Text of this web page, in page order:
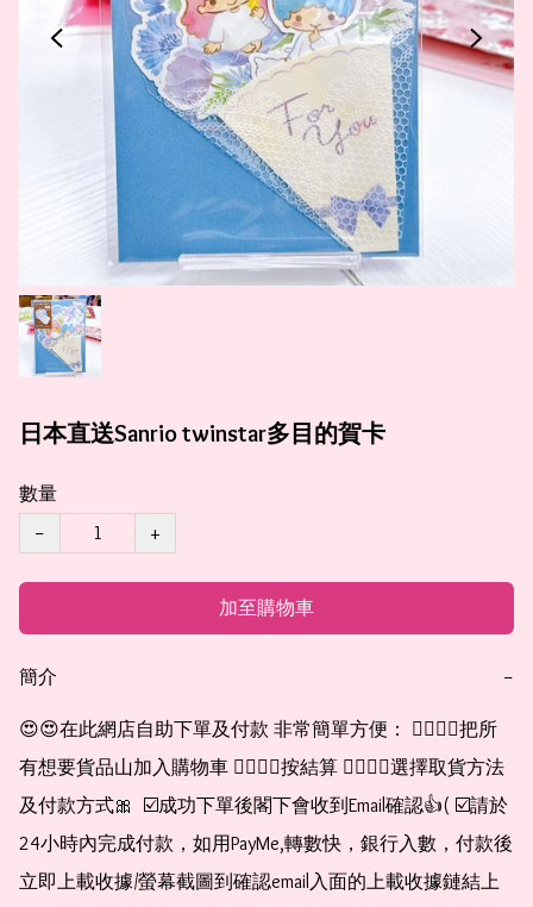
日本直送Sanrio twinstar多目的賀卡
數量
−
+
加至購物車
簡介 −
😍😍在此網店自助下單及付款 非常簡單方便： 👉🏻👉🏻把所
有想要貨品山加入購物車 👉🏻👉🏻按結算 👉🏻👉🏻選擇取貨方法
及付款方式🎀  ☑️成功下單後閣下會收到Email確認👍( ☑️請於
24小時內完成付款，如用PayMe,轉數快，銀行入數，付款後
立即上載收據/螢幕截圖到確認email入面的上載收據鏈結上